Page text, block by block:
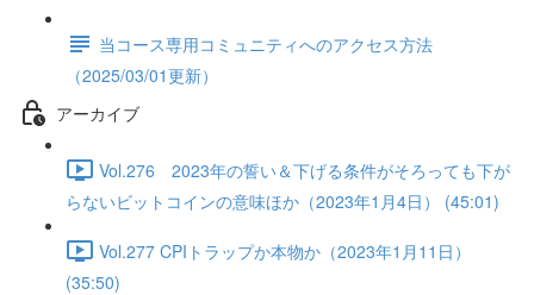
当コース専用コミュニティへのアクセス方法
（2025/03/01更新）
アーカイブ
Vol.276 2023年の誓い＆下げる条件がそろっても下が
らないビットコインの意味ほか（2023年1月4日） (45:01)
Vol.277 CPIトラップか本物か（2023年1月11日）
(35:50)